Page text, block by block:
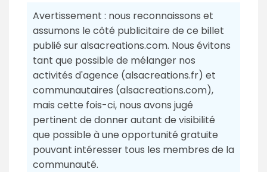
Avertissement : nous reconnaissons et
assumons le côté publicitaire de ce billet
publié sur alsacreations.com. Nous évitons
tant que possible de mélanger nos
activités d'agence (alsacreations.fr) et
communautaires (alsacreations.com),
mais cette fois-ci, nous avons jugé
pertinent de donner autant de visibilité
que possible à une opportunité gratuite
pouvant intéresser tous les membres de la
communauté.